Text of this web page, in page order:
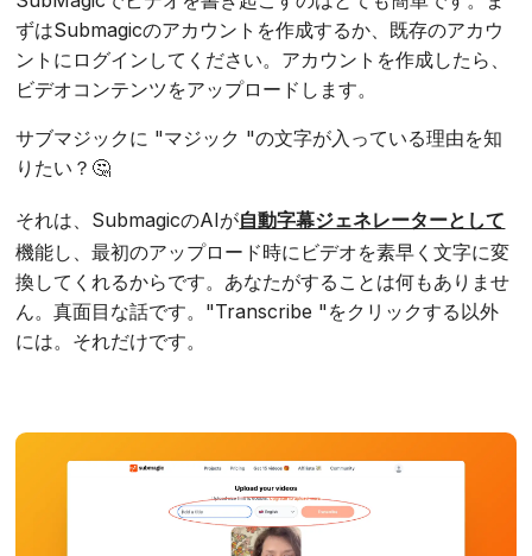
ずはSubmagicのアカウントを作成するか、既存のアカウ
ントにログインしてください。アカウントを作成したら、
ビデオコンテンツをアップロードします。
サブマジックに "マジック "の文字が入っている理由を知
りたい？🤔
それは、SubmagicのAIが自動字幕ジェネレーターとして
機能し、最初のアップロード時にビデオを素早く文字に変
換してくれるからです。あなたがすることは何もありませ
ん。真面目な話です。"Transcribe "をクリックする以外
には。それだけです。